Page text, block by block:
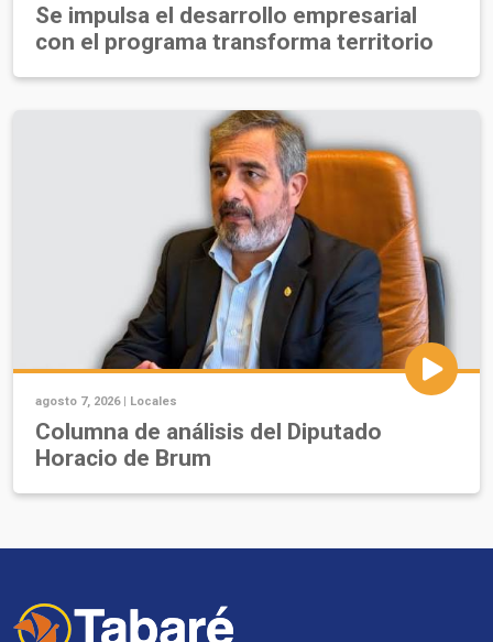
Se impulsa el desarrollo empresarial
con el programa transforma territorio
agosto 7, 2026 | Locales
Columna de análisis del Diputado
Horacio de Brum